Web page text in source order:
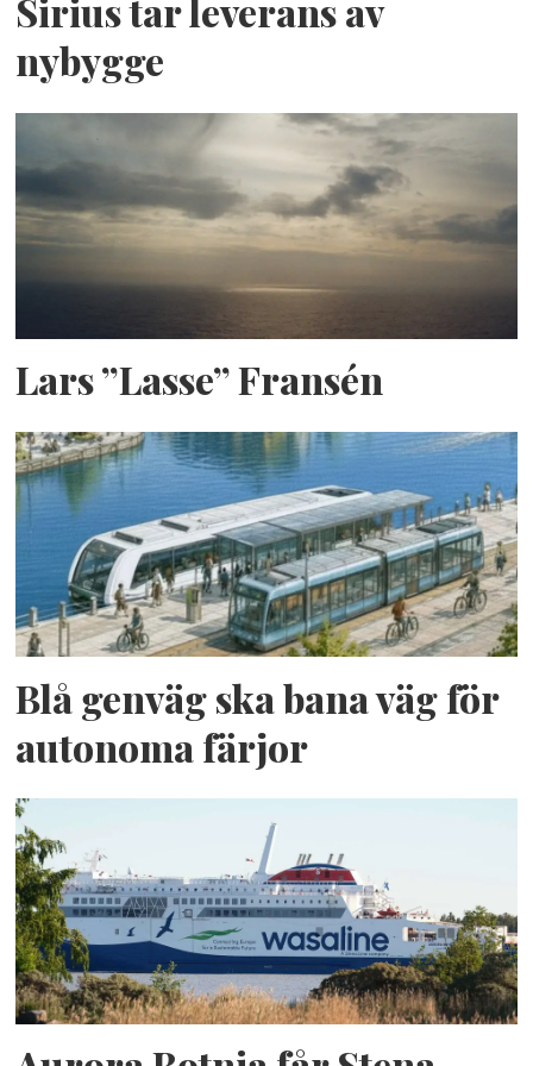
Sirius tar leverans av
nybygge
Lars ”Lasse” Fransén
Blå genväg ska bana väg för
autonoma färjor